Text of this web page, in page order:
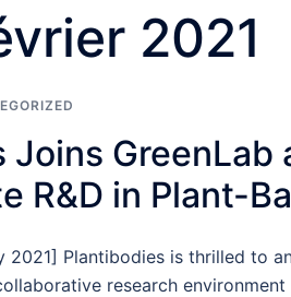
2021
Joins
R&D in Plant-
2021] Plantibodies is thrilled to
research